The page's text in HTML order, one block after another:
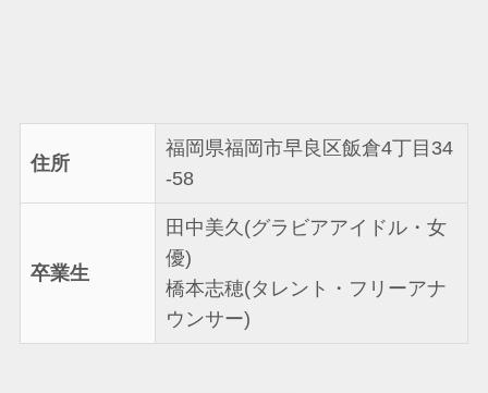
住所
福岡県福岡市早良区飯倉4丁目34
-58
卒業生
田中美久(グラビアアイドル・女
優)
橋本志穂(タレント・フリーアナ
ウンサー)